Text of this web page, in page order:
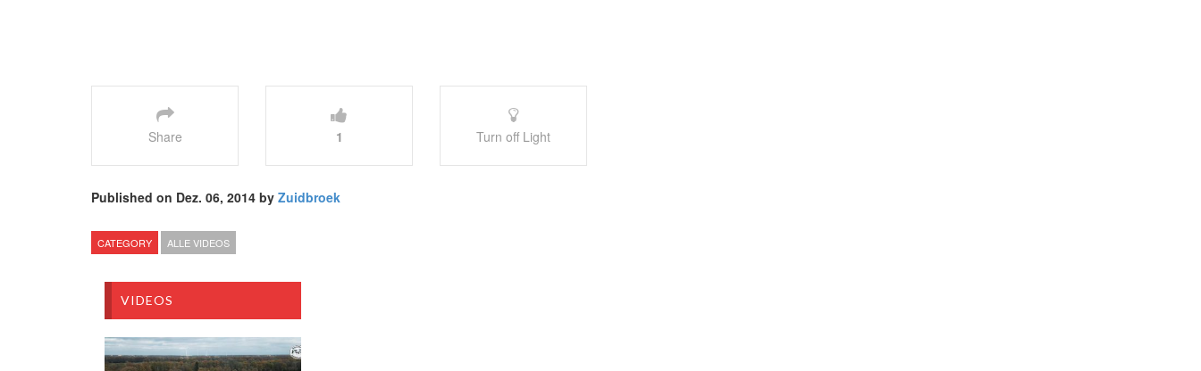
Share 1 Turn off Light
Published on Dez. 06, 2014 by Zuidbroek
CATEGORY ALLE VIDEOS
VIDEOS